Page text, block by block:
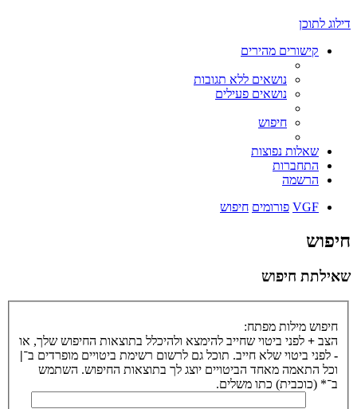
דילוג לתוכן
קישורים מהירים
נושאים ללא תגובות
נושאים פעילים
חיפוש
שאלות נפוצות
התחברות
הרשמה
VGF פורומים חיפוש
חיפוש
שאילתת חיפוש
חיפוש מילות מפתח:
הצב + לפני ביטוי שחייב להימצא ולהיכלל בתוצאות החיפוש שלך, או
- לפני ביטוי שלא חייב. תוכל גם לרשום רשימת ביטויים מופרדים ב־|
וכל התאמה מאחד הביטויים יוצג לך בתוצאות החיפוש. השתמש
ב־* (כוכבית) כתו משלים.